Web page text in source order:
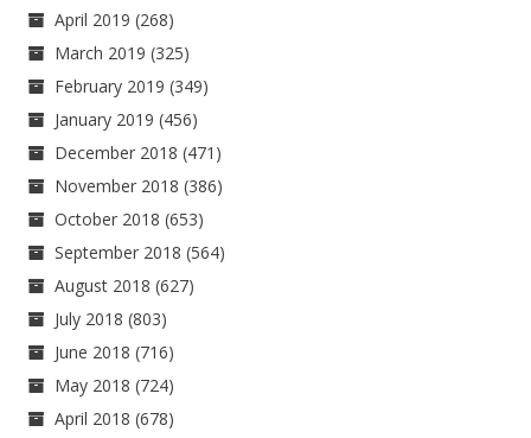
April 2019 (268)
March 2019 (325)
February 2019 (349)
January 2019 (456)
December 2018 (471)
November 2018 (386)
October 2018 (653)
September 2018 (564)
August 2018 (627)
July 2018 (803)
June 2018 (716)
May 2018 (724)
April 2018 (678)